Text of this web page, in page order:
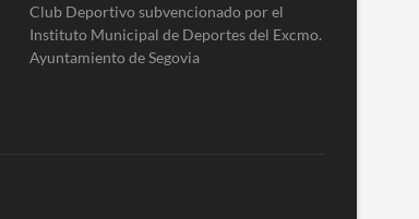
Club Deportivo subvencionado por el
Instituto Municipal de Deportes del Excmo.
Ayuntamiento de Segovia